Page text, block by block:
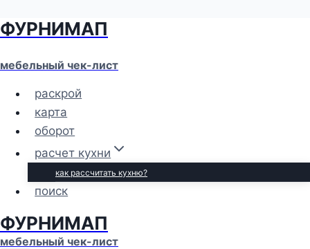
Перейти
содержимому
ФУРНИМАП
мебельный чек-лист
раскрой
карта
оборот
расчет кухни
как рассчитать кухню?
поиск
ФУРНИМАП
мебельный чек-лист